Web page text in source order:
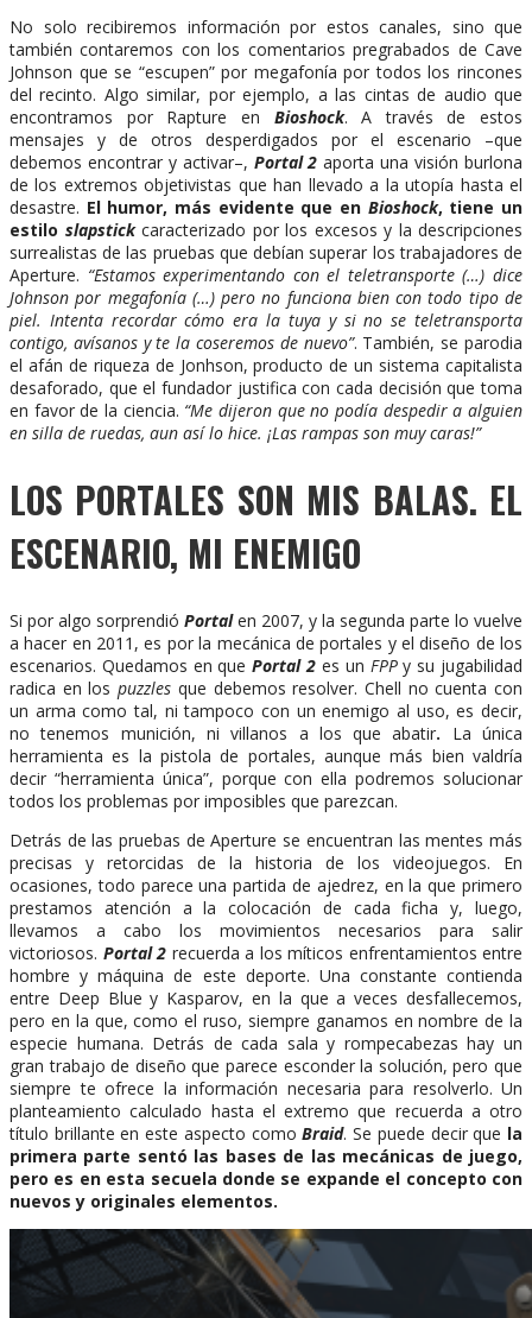
No solo recibiremos información por estos canales, sino que
también contaremos con los comentarios pregrabados de Cave
Johnson que se “escupen” por megafonía por todos los rincones
del recinto. Algo similar, por ejemplo, a las cintas de audio que
encontramos por Rapture en Bioshock. A través de estos
mensajes y de otros desperdigados por el escenario –que
debemos encontrar y activar–, Portal 2 aporta una visión burlona
de los extremos objetivistas que han llevado a la utopía hasta el
desastre. El humor, más evidente que en Bioshock, tiene un
estilo slapstick caracterizado por los excesos y la descripciones
surrealistas de las pruebas que debían superar los trabajadores de
Aperture. “Estamos experimentando con el teletransporte (…) dice
Johnson por megafonía (…) pero no funciona bien con todo tipo de
piel. Intenta recordar cómo era la tuya y si no se teletransporta
contigo, avísanos y te la coseremos de nuevo”. También, se parodia
el afán de riqueza de Jonhson, producto de un sistema capitalista
desaforado, que el fundador justifica con cada decisión que toma
en favor de la ciencia. “Me dijeron que no podía despedir a alguien
en silla de ruedas, aun así lo hice. ¡Las rampas son muy caras!”
LOS PORTALES SON MIS BALAS. EL
ESCENARIO, MI ENEMIGO
Si por algo sorprendió Portalen 2007, y la segunda parte lo vuelve
a hacer en 2011, es por la mecánica de portales y el diseño de los
escenarios. Quedamos en quePortal 2 es un FPPy su jugabilidad
radica en lospuzzles que debemos resolver. Chell no cuenta con
un arma como tal, ni tampoco con un enemigo al uso, es decir,
no tenemos munición, ni villanos a los que abatir. La única
herramienta es la pistola de portales, aunque más bien valdría
decir “herramienta única”, porque con ella podremos solucionar
todos los problemas por imposibles que parezcan.
Detrás de las pruebas de Aperture se encuentran las mentes más
precisas y retorcidas de la historia de los videojuegos. En
ocasiones, todo parece una partida de ajedrez, en la que primero
prestamos atención a la colocación de cada ficha y, luego,
llevamos a cabo los movimientos necesarios para salir
victoriosos. Portal 2 recuerda a los míticos enfrentamientos entre
hombre y máquina de este deporte. Una constante contienda
entre Deep Blue y Kasparov, en la que a veces desfallecemos,
pero en la que, como el ruso, siempre ganamos en nombre de la
especie humana. Detrás de cada sala y rompecabezas hay un
gran trabajo de diseño que parece esconder la solución, pero que
siempre te ofrece la información necesaria para resolverlo. Un
planteamiento calculado hasta el extremo que recuerda a otro
título brillante en este aspecto comoBraid. Se puede decir que la
primera parte sentó las bases de las mecánicas de juego,
pero es en esta secuela donde se expande el concepto con
nuevos y originales elementos.